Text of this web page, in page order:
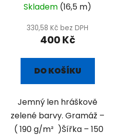
Skladem (16,5 m)
330,58 Kč bez DPH
400 Kč
DO KOŠÍKU
Jemný len hráškově
zelené barvy. Gramáž –
( 190 g/m² )Šířka – 150